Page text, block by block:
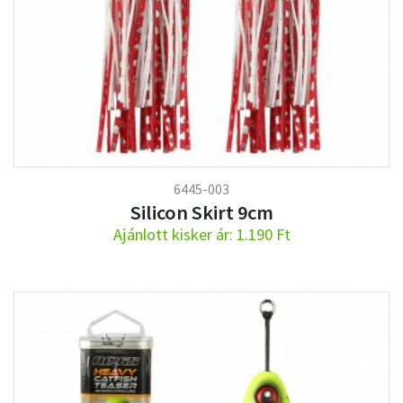
6445-003
Silicon Skirt 9cm
Ajánlott kisker ár: 1.190 Ft